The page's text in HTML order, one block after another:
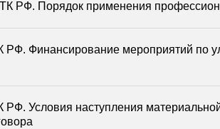
РФ. Порядок применения
РФ. Финансирование мероприятий по
РФ. Условия наступления